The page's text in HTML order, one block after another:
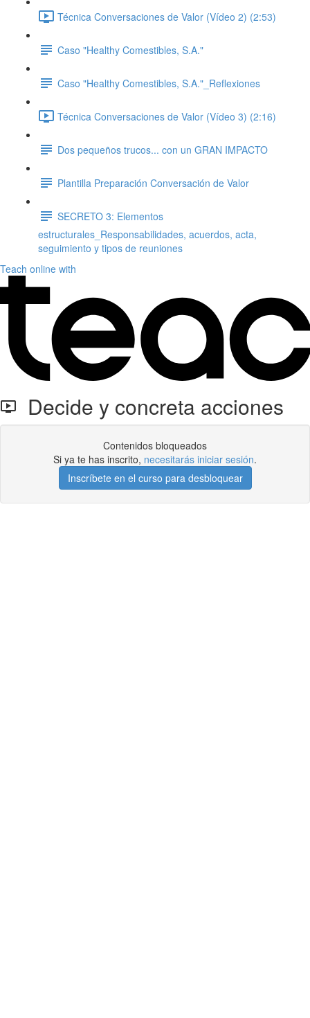
Técnica Conversaciones de Valor (Vídeo 2) (2:53)
Caso "Healthy Comestibles, S.A."
Caso "Healthy Comestibles, S.A."_Reflexiones
Técnica Conversaciones de Valor (Vídeo 3) (2:16)
Dos pequeños trucos... con un GRAN IMPACTO
Plantilla Preparación Conversación de Valor
SECRETO 3: Elementos
estructurales_Responsabilidades, acuerdos, acta,
seguimiento y tipos de reuniones
Teach online with
Decide y concreta acciones
Contenidos bloqueados
Si ya te has inscrito, necesitarás iniciar sesión.
Inscríbete en el curso para desbloquear